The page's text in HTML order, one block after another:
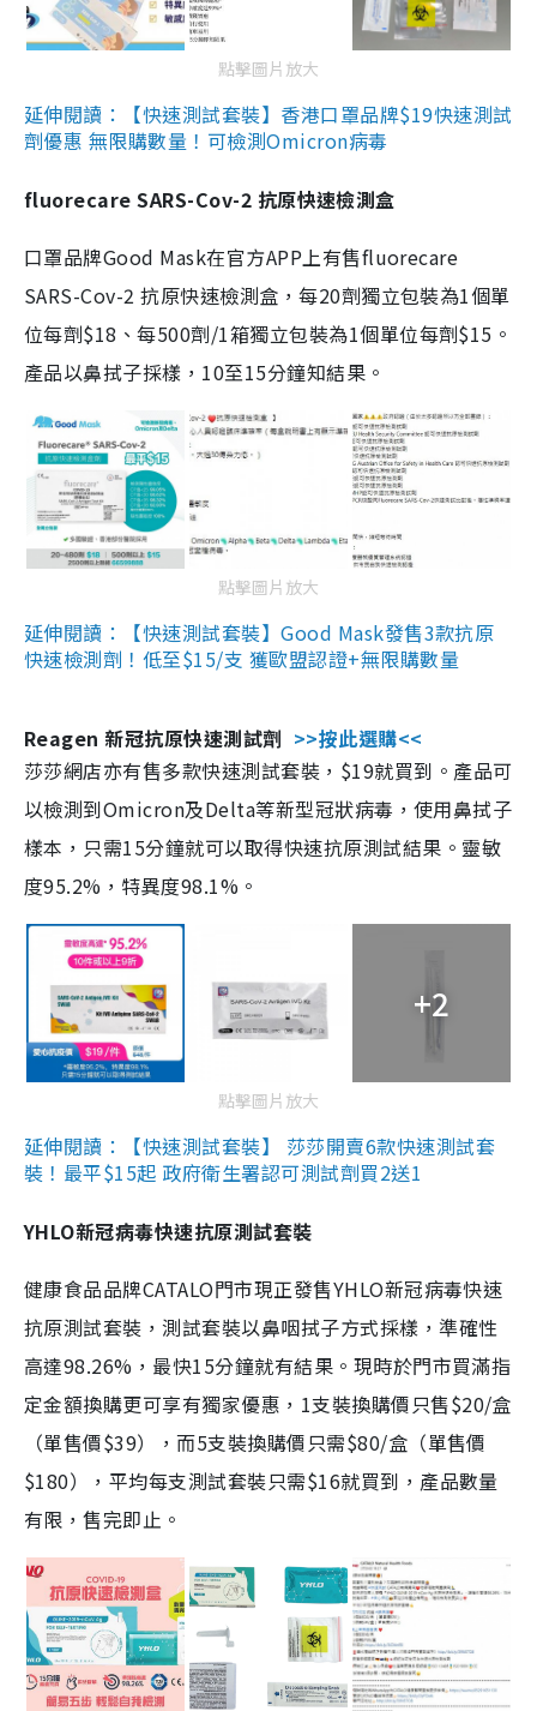
點擊圖片放大
延伸閱讀：【快速測試套裝】香港口罩品牌$19快速測試
劑優惠 無限購數量！可檢測Omicron病毒
fluorecare SARS-Cov-2 抗原快速檢測盒
口罩品牌Good Mask在官方APP上有售fluorecare
SARS-Cov-2 抗原快速檢測盒，每20劑獨立包裝為1個單
位每劑$18、每500劑/1箱獨立包裝為1個單位每劑$15。
產品以鼻拭子採樣，10至15分鐘知結果。
點擊圖片放大
延伸閱讀：【快速測試套裝】Good Mask發售3款抗原
快速檢測劑！低至$15/支 獲歐盟認證+無限購數量
Reagen 新冠抗原快速測試劑 >>按此選購<<
莎莎網店亦有售多款快速測試套裝，$19就買到。產品可
以檢測到Omicron及Delta等新型冠狀病毒，使用鼻拭子
樣本，只需15分鐘就可以取得快速抗原測試結果。靈敏
度95.2%，特異度98.1%。
+2
點擊圖片放大
延伸閱讀：【快速測試套裝】 莎莎開賣6款快速測試套
裝！最平$15起 政府衛生署認可測試劑買2送1
YHLO新冠病毒快速抗原測試套裝
健康食品品牌CATALO門市現正發售YHLO新冠病毒快速
抗原測試套裝，測試套裝以鼻咽拭子方式採樣，準確性
高達98.26%，最快15分鐘就有結果。現時於門市買滿指
定金額換購更可享有獨家優惠，1支裝換購價只售$20/盒
（單售價$39），而5支裝換購價只需$80/盒（單售價
$180），平均每支測試套裝只需$16就買到，產品數量
有限，售完即止。